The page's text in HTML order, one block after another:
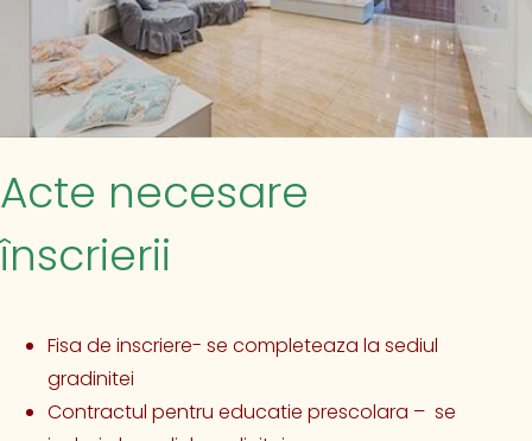
Acte necesare
înscrierii
Fisa de inscriere- se completeaza la sediul
gradinitei
Contractul pentru educatie prescolara – se